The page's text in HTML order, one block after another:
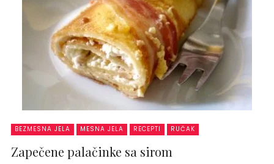
BEZMESNA JELA MESNA JELA RECEPTI RUČAK
Zapečene palačinke sa sirom